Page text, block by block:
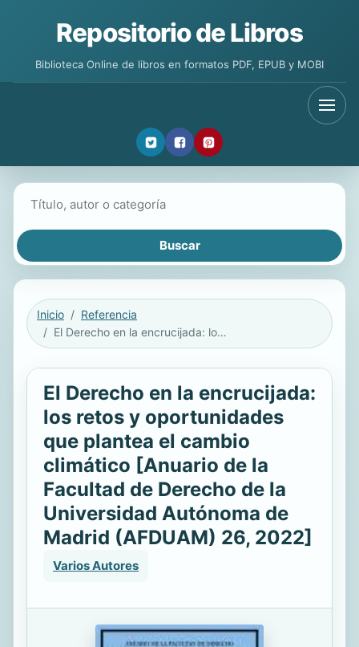
Repositorio de Libros
Biblioteca Online de libros en formatos PDF, EPUB y MOBI
Inicio
Referencia
El Derecho en la encrucijada: los retos y oportunidades que plantea el cambio climático [Anuario de la Facultad de Derecho de la Universidad Autónoma de Madrid (AFDUAM) 26, 2022]
El Derecho en la encrucijada:
los retos y oportunidades
que plantea el cambio
climático [Anuario de la
Facultad de Derecho de la
Universidad Autónoma de
Madrid (AFDUAM) 26, 2022]
Varios Autores